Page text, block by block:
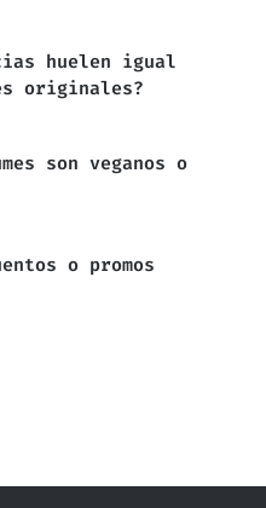
huelen igual
originales?
son veganos o
o promos